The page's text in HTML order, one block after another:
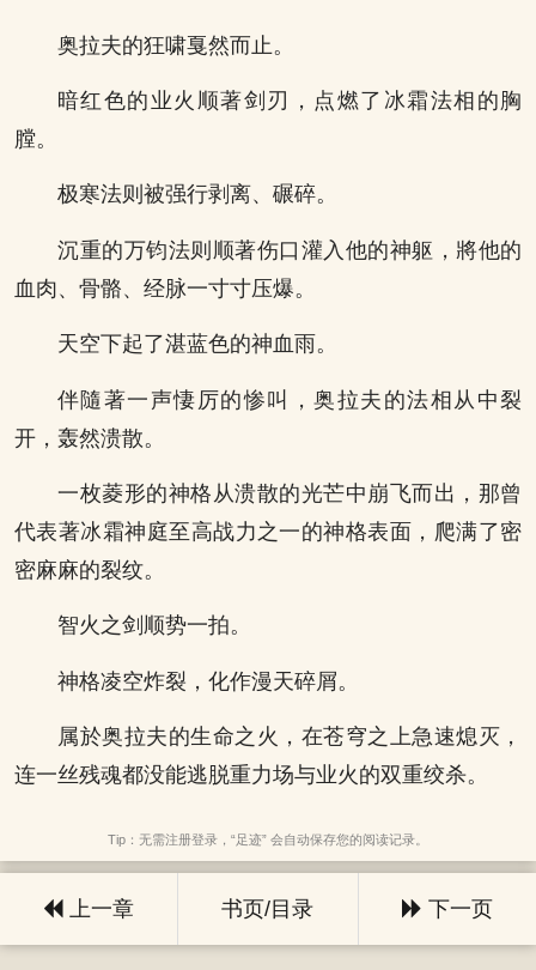
奥拉夫的狂啸戛然而止。
暗红色的业火顺著剑刃，点燃了冰霜法相的胸
膛。
极寒法则被强行剥离、碾碎。
沉重的万钧法则顺著伤口灌入他的神躯，將他的
血肉、骨骼、经脉一寸寸压爆。
天空下起了湛蓝色的神血雨。
伴隨著一声悽厉的惨叫，奥拉夫的法相从中裂
开，轰然溃散。
一枚菱形的神格从溃散的光芒中崩飞而出，那曾
代表著冰霜神庭至高战力之一的神格表面，爬满了密
密麻麻的裂纹。
智火之剑顺势一拍。
神格凌空炸裂，化作漫天碎屑。
属於奥拉夫的生命之火，在苍穹之上急速熄灭，
连一丝残魂都没能逃脱重力场与业火的双重绞杀。
Tip：无需注册登录，“足迹” 会自动保存您的阅读记录。
上一章 书页/目录 下一页